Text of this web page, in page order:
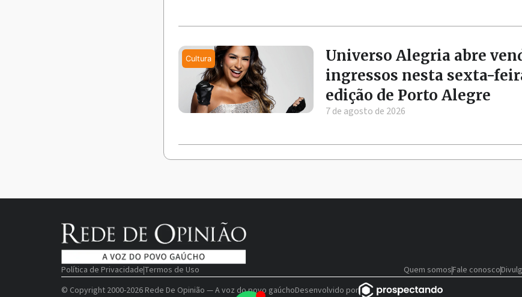
Universo Alegria abre
ingressos nesta sexta-
edição de Porto Alegre
7 de agosto de 2026
Política de PrivacidadeTermos de Uso Quem somosFale conosco
© Copyright 2000-2026 Rede De Opinião — A voz do povo gaúchoDesenvolvido por